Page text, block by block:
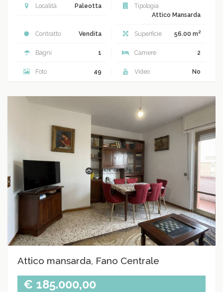
Località Paleotta
Tipologia
Attico Mansarda
Contratto Vendita Superficie 56.00 m2
Bagni 1 Camere 2
Foto 49 Video No
Attico mansarda, Fano Centrale
€ 185.000,00